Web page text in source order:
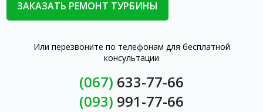
Или перезвоните по телефонам для бесплатной
консультации
(067) 633-77-66
(093) 991-77-66